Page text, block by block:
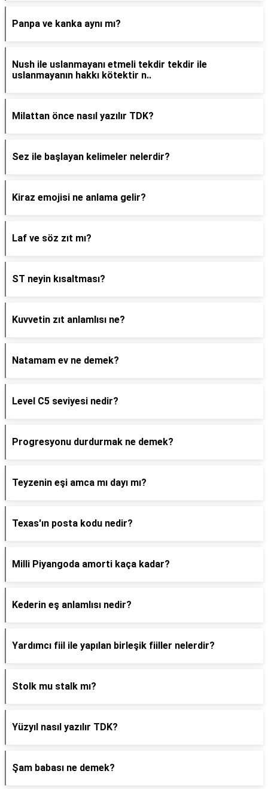
Panpa ve kanka aynı mı?
Nush ile uslanmayanı etmeli tekdir tekdir ile
uslanmayanın hakkı kötektir n..
Milattan önce nasıl yazılır TDK?
Sez ile başlayan kelimeler nelerdir?
Kiraz emojisi ne anlama gelir?
Laf ve söz zıt mı?
ST neyin kısaltması?
Kuvvetin zıt anlamlısı ne?
Natamam ev ne demek?
Level C5 seviyesi nedir?
Progresyonu durdurmak ne demek?
Teyzenin eşi amca mı dayı mı?
Texas'ın posta kodu nedir?
Milli Piyangoda amorti kaça kadar?
Kederin eş anlamlısı nedir?
Yardımcı fiil ile yapılan birleşik fiiller nelerdir?
Stolk mu stalk mı?
Yüzyıl nasıl yazılır TDK?
Şam babası ne demek?